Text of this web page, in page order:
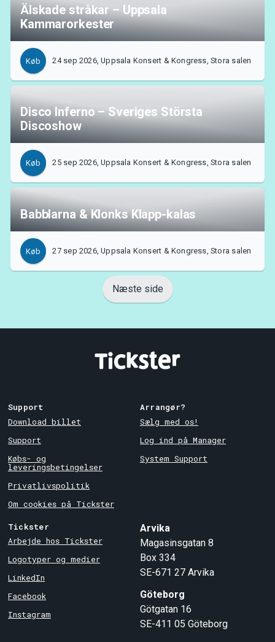
Älskade stråkar – Uppsala
Kammarorkester
Køb 24 sep 2026, Uppsala Konsert & Kongress, Stora salen
Disco Inferno – Sveriges Största
Discoshow
Køb 25 sep 2026, Uppsala Konsert & Kongress, Stora salen
Babblarna & Klonks Klapp-kalas
Køb 27 sep 2026, Uppsala Konsert & Kongress, Stora salen
Næste side
Support
Download billet
Support
Købs- og
leveringsbetingelser
Privatlivspolitik
Om cookies på Tickster
Arrangør?
Sælg med os!
Log ind på Manager
System Support
Tickster
Arbejde hos Tickster
Logotyper og medier
LinkedIn
Facebook
Instagram
Arvika
Magasinsgatan 8
Box 334
SE-671 27 Arvika
Göteborg
Götgatan 16
SE-411 05 Göteborg